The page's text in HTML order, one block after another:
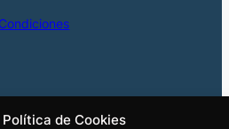
Política de Cookies